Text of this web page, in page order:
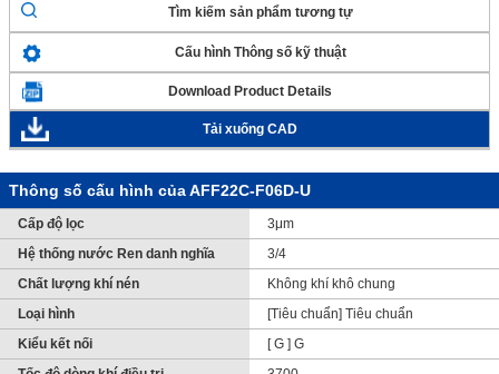
Tìm kiếm sản phẩm tương tự
Cấu hình Thông số kỹ thuật
Download Product Details
Tải xuống CAD
Thông số cấu hình của AFF22C-F06D-U
Cấp độ lọc
3μm
Hệ thống nước Ren danh nghĩa
3/4
Chất lượng khí nén
Không khí khô chung
Loại hình
[Tiêu chuẩn] Tiêu chuẩn
Kiểu kết nối
[ G ] G